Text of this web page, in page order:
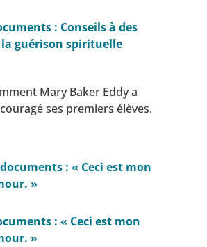
: Conseils à des
guérison spirituelle
Mary Baker Eddy a
ses premiers élèves.
: « Ceci est mon
»